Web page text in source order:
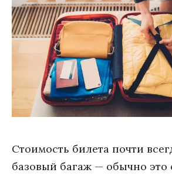
Стоимость билета почти
базовый багаж — обычно это